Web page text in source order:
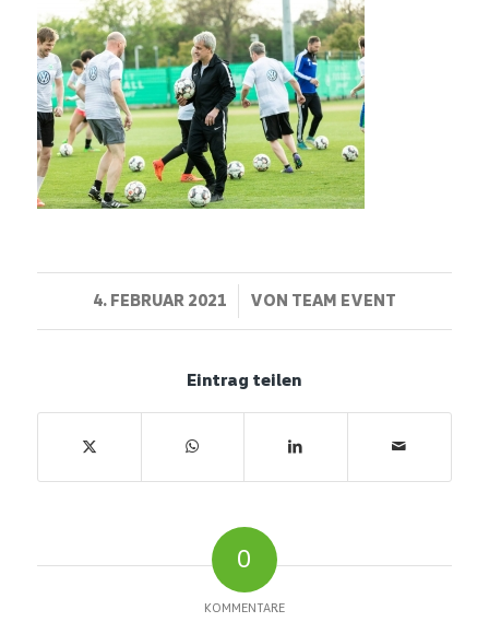
4. FEBRUAR 2021
/ VON TEAM EVENT
Eintrag teilen
0
KOMMENTARE